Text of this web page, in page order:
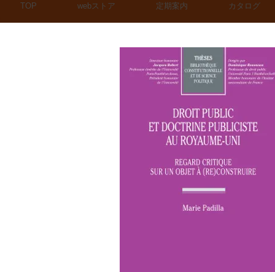
TOP webストア 定期案内 カタログ